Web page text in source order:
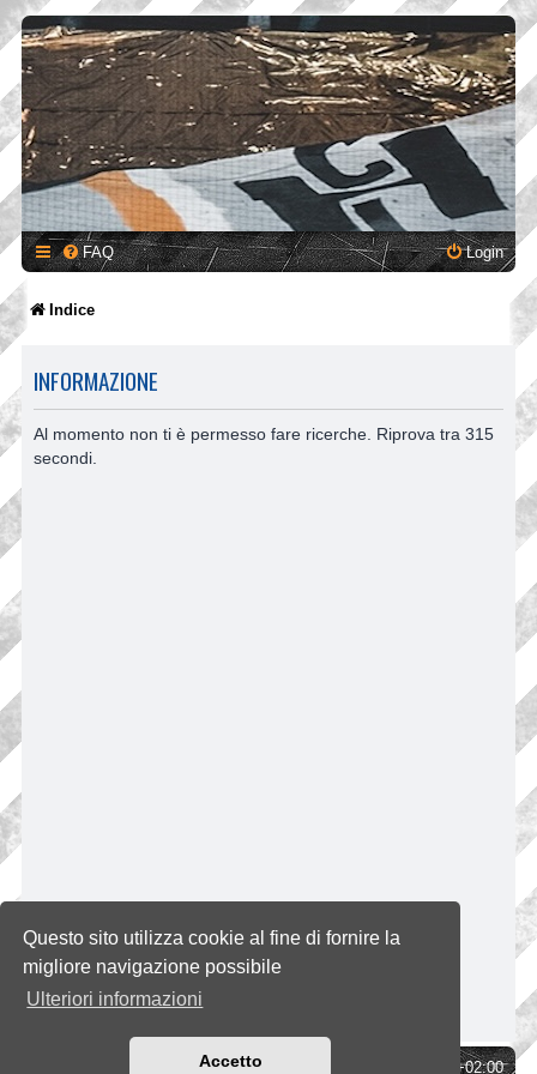
Questo sito utilizza cookie al fine di fornire la
migliore navigazione possibile
Ulteriori informazioni
Accetto
FAQ Login
Indice
INFORMAZIONE
Al momento non ti è permesso fare ricerche. Riprova tra 315
secondi.
UTC+02:00